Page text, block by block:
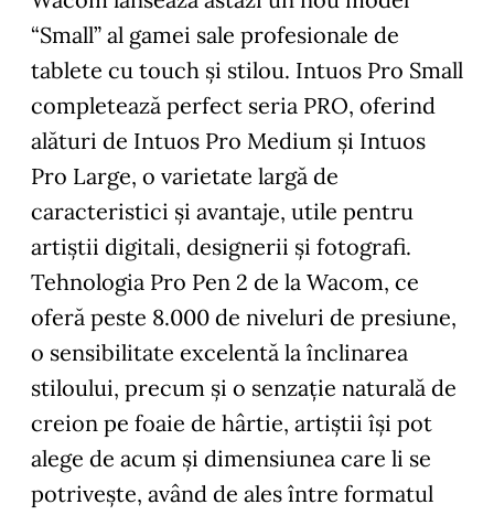
“Small” al gamei sale profesionale de
tablete cu touch și stilou. Intuos Pro Small
completează perfect seria PRO, oferind
alături de Intuos Pro Medium și Intuos
Pro Large, o varietate largă de
caracteristici și avantaje, utile pentru
artiștii digitali, designerii și fotografi.
Tehnologia Pro Pen 2 de la Wacom, ce
oferă peste 8.000 de niveluri de presiune,
o sensibilitate excelentă la înclinarea
stiloului, precum şi o senzație naturală de
creion pe foaie de hârtie, artiștii își pot
alege de acum și dimensiunea care li se
potriveşte, având de ales între formatul